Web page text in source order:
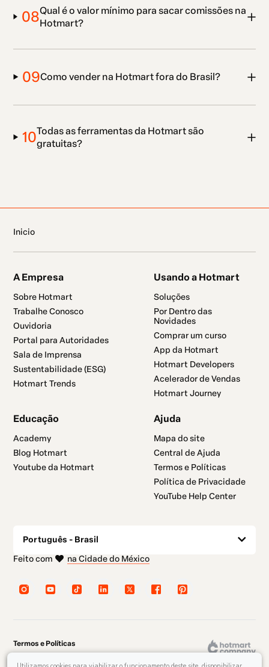
08Qual é o valor mínimo para sacar comissões na
Hotmart?
09Como vender na Hotmart fora do Brasil?
10Todas as ferramentas da Hotmart são
gratuitas?
Inicio
A Empresa
Sobre Hotmart
Trabalhe Conosco
Ouvidoria
Portal para Autoridades
Sala de Imprensa
Sustentabilidade (ESG)
Hotmart Trends
Usando a Hotmart
Soluções
Por Dentro das
Novidades
Comprar um curso
App da Hotmart
Hotmart Developers
Acelerador de Vendas
Hotmart Journey
Educação
Academy
Blog Hotmart
Youtube da Hotmart
Ajuda
Mapa do site
Central de Ajuda
Termos e Políticas
Política de Privacidade
YouTube Help Center
Português - Brasil
Feito com
na Cidade do México
Termos e Políticas